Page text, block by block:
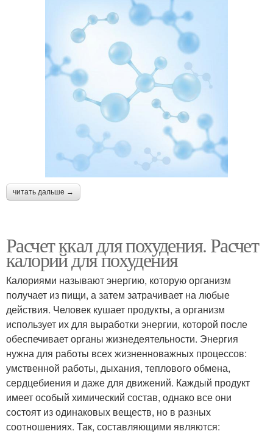
читать дальше →
Расчет ккал для похудения. Расчет
калорий для похудения
Калориями называют энергию, которую организм
получает из пищи, а затем затрачивает на любые
действия. Человек кушает продукты, а организм
использует их для выработки энергии, которой после
обеспечивает органы жизнедеятельности. Энергия
нужна для работы всех жизненноважных процессов:
умственной работы, дыхания, теплового обмена,
сердцебиения и даже для движений. Каждый продукт
имеет особый химический состав, однако все они
состоят из одинаковых веществ, но в разных
соотношениях. Так, составляющими являются: